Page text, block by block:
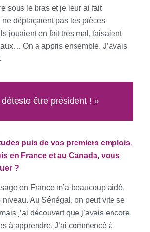
sous le bras et je leur ai fait
ne déplaçaient pas les pièces
jouaient en fait très mal, faisaient
On a appris ensemble. J’avais
déteste être président ! »
puis de vos premiers emplois,
en France et au Canada, vous
?
en France m’a beaucoup aidé.
niveau. Au Sénégal, on peut vite se
j’ai découvert que j’avais encore
à apprendre. J’ai commencé à